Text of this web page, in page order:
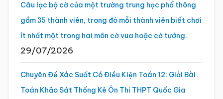
Câu lạc bộ cờ của một trường trung học phổ thông
gồm35 thành viên, trong đó mỗi thành viên biết chơi
ít nhất một trong hai môn cờ vua hoặc cờ tướng.
29/07/2026
Chuyên Đề Xác Suất Có Điều Kiện Toán 12: Giải Bài
Toán Khảo Sát Thống Kê Ôn Thi THPT Quốc Gia